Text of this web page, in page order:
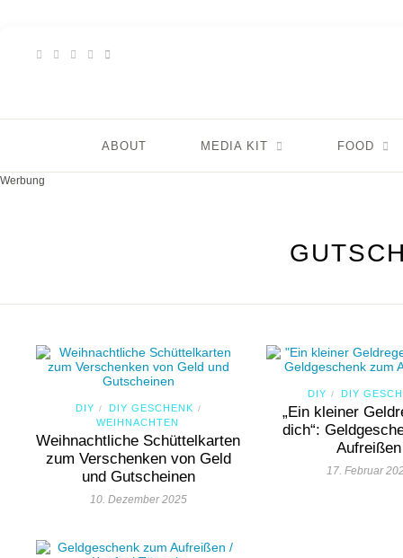
ABOUT MEDIA KIT FOOD
Werbung
DIY / DIY GESCHENK /
WEIHNACHTEN
Weihnachtliche Schüttelkarten
zum Verschenken von Geld
und Gutscheinen
10. Dezember 2025
DIY / DIY
„Ein kleiner
dich“:
Aufreißen
17. Februar